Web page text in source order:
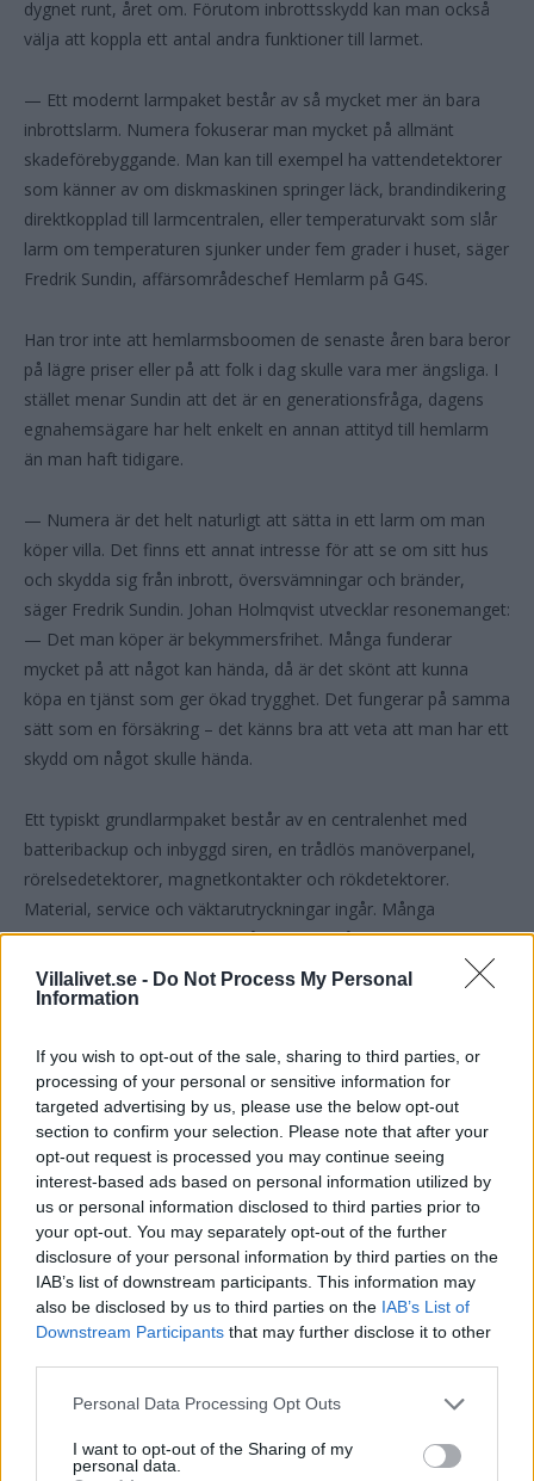
Villalivet.se - Do Not Process My Personal
Information
If you wish to opt-out of the sale, sharing to third parties, or
processing of your personal or sensitive information for
targeted advertising by us, please use the below opt-out
section to confirm your selection. Please note that after your
opt-out request is processed you may continue seeing
interest-based ads based on personal information utilized by
us or personal information disclosed to third parties prior to
your opt-out. You may separately opt-out of the further
disclosure of your personal information by third parties on the
IAB’s list of downstream participants. This information may
also be disclosed by us to third parties on the IAB’s List of
Downstream Participants that may further disclose it to other
Personal Data Processing Opt Outs
I want to opt-out of the Sharing of my
personal data.
dygnet runt, året om. Förutom inbrottsskydd kan man också
välja att koppla ett antal andra funktioner till larmet.
— Ett modernt larmpaket består av så mycket mer än bara
inbrottslarm. Numera fokuserar man mycket på allmänt
skadeförebyggande. Man kan till exempel ha vattendetektorer
som känner av om diskmaskinen springer läck, brandindikering
direktkopplad till larmcentralen, eller temperaturvakt som slår
larm om temperaturen sjunker under fem grader i huset, säger
Fredrik Sundin, affärsområdeschef Hemlarm på G4S.
Han tror inte att hemlarmsboomen de senaste åren bara beror
på lägre priser eller på att folk i dag skulle vara mer ängsliga. I
stället menar Sundin att det är en generationsfråga, dagens
egnahemsägare har helt enkelt en annan attityd till hemlarm
än man haft tidigare.
— Numera är det helt naturligt att sätta in ett larm om man
köper villa. Det finns ett annat intresse för att se om sitt hus
och skydda sig från inbrott, översvämningar och bränder,
säger Fredrik Sundin. Johan Holmqvist utvecklar resonemanget:
— Det man köper är bekymmersfrihet. Många funderar
mycket på att något kan hända, då är det skönt att kunna
köpa en tjänst som ger ökad trygghet. Det fungerar på samma
sätt som en försäkring – det känns bra att veta att man har ett
skydd om något skulle hända.
Ett typiskt grundlarmpaket består av en centralenhet med
batteribackup och inbyggd siren, en trådlös manöverpanel,
rörelsedetektorer, magnetkontakter och rökdetektorer.
Material, service och väktarutryckningar ingår. Många
försäkringsbolag ger rabatt på premien, så det är en bra idé att
kolla vilka larm de godkänner innan man väljer.
• Grannsamverkan är A och O. Någon som håller koll när
du är bortrest, vattnar blommor, tänder och släcker
lampor, gör fotspår i snön eller skottar kan vara
skillnaden mellan om tjuven beslutar sig för just ditt hus
eller inte.
• Allmän uppmärksamhet på folk som inte verkar ha i området
att göra. Om någon irrar omkring till synes planlöst, fråga
vänligt om personen söker någon.
• Ett godkänt larm med väl synliga skyltar som aviserar att